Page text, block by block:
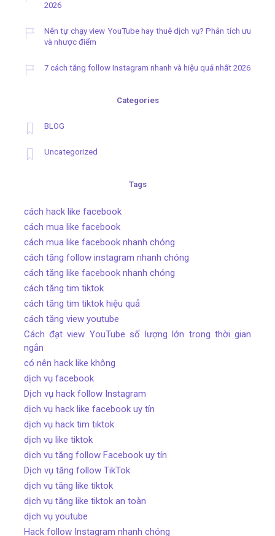
2026
Nên tự chạy view YouTube hay thuê dịch vụ? Phân tích ưu
và nhược điểm
7 cách tăng follow Instagram nhanh và hiệu quả nhất 2026
Categories
BLOG
Uncategorized
Tags
cách hack like facebook
cách mua like facebook
cách mua like facebook nhanh chóng
cách tăng follow instagram nhanh chóng
cách tăng like facebook nhanh chóng
cách tăng tim tiktok
cách tăng tim tiktok hiệu quả
cách tăng view youtube
Cách đạt view YouTube số lượng lớn trong thời gian
ngắn
có nên hack like không
dịch vụ facebook
Dịch vụ hack follow Instagram
dịch vụ hack like facebook uy tín
dịch vụ hack tim tiktok
dịch vụ like tiktok
dịch vụ tăng follow Facebook uy tín
Dịch vụ tăng follow TikTok
dịch vụ tăng like tiktok
dịch vụ tăng like tiktok an toàn
dịch vụ youtube
Hack follow Instagram nhanh chóng